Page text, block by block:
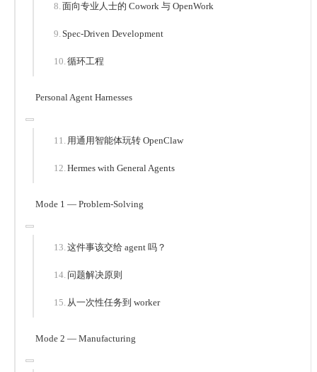
面向专业人士的 Cowork 与 OpenWork
Spec-Driven Development
循环工程
Personal Agent Harnesses
用通用智能体玩转 OpenClaw
Hermes with General Agents
Mode 1 — Problem-Solving
这件事该交给 agent 吗？
问题解决原则
从一次性任务到 worker
Mode 2 — Manufacturing